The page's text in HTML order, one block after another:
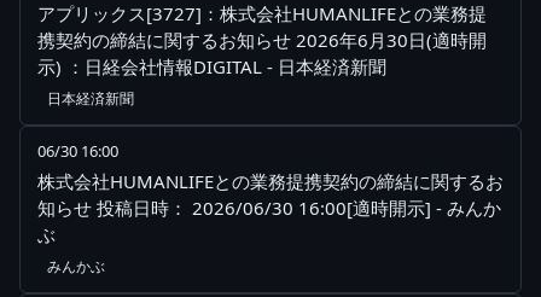
アプリックス[3727]：株式会社HUMANLIFEとの業務提
携契約の締結に関するお知らせ 2026年6月30日(適時開
示) ：日経会社情報DIGITAL - 日本経済新聞
日本経済新聞
06/30 16:00
株式会社HUMANLIFEとの業務提携契約の締結に関するお
知らせ 投稿日時： 2026/06/30 16:00[適時開示] - みんか
ぶ
みんかぶ